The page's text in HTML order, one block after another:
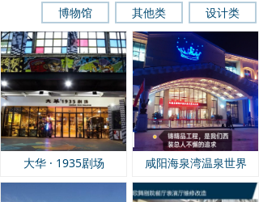
其他类 设计类
博物馆
大华 · 1935剧场 咸阳海泉湾温泉世界